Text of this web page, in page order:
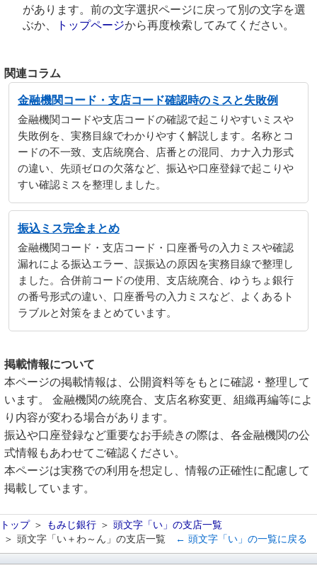
があります。前の文字選択ページに戻って別の文字を選
ぶか、
トップページから再度検索してみてください。
関連コラム
金融機関コード・支店コード確認時のミスと失敗例
金融機関コードや支店コードの確認で起こりやすいミスや
失敗例を、実務目線でわかりやすく解説します。名称とコ
ードの不一致、支店統廃合、店番との混同、カナ入力形式
の違い、先頭ゼロの欠落など、振込や口座登録で起こりや
すい確認ミスを整理しました。
振込ミス完全まとめ
金融機関コード・支店コード・口座番号の入力ミスや確認
漏れによる振込エラー、誤振込の原因を実務目線で整理し
ました。合併前コードの使用、支店統廃合、ゆうちょ銀行
の番号形式の違い、口座番号の入力ミスなど、よくあるト
ラブルと対策をまとめています。
掲載情報について
本ページの掲載情報は、公開資料等をもとに確認・整理して
います。 金融機関の統廃合、支店名称変更、組織再編等によ
り内容が変わる場合があります。
振込や口座登録など重要なお手続きの際は、各金融機関の公
式情報もあわせてご確認ください。
本ページは実務での利用を想定し、情報の正確性に配慮して
掲載しています。
トップ もみじ銀行
頭文字「い」の支店一覧
頭文字「い＋わ～ん」の支店一覧
← 頭文字「い」の一覧に戻る